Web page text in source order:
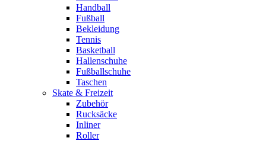
Handball
Fußball
Bekleidung
Tennis
Basketball
Hallenschuhe
Fußballschuhe
Taschen
Skate & Freizeit
Zubehör
Rucksäcke
Inliner
Roller